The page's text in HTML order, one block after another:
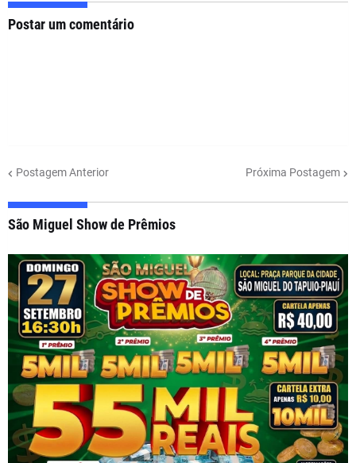
Postar um comentário
Postagem Anterior Próxima Postagem
São Miguel Show de Prêmios